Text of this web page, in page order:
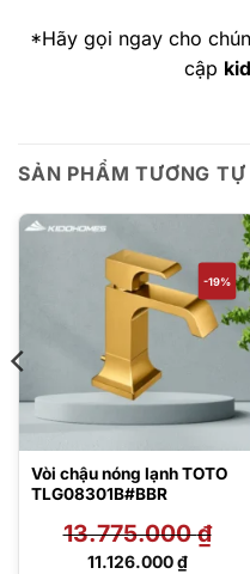
*Hãy gọi ngay cho
cập
SẢN PHẨM TƯƠNG TỰ
-19%
Vòi chậu nóng lạnh TOTO
TLG08301B#BBR
13.775.000₫
Giá
11.126.000₫